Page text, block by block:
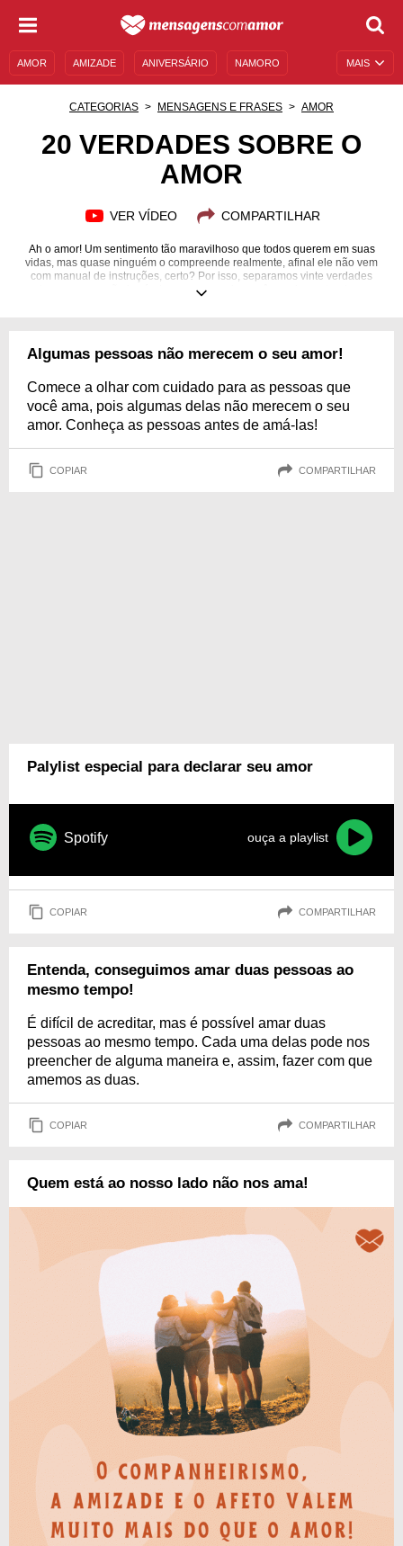
MAIS
AMOR AMIZADE ANIVERSÁRIO NAMORO
MENSAGENS DE ANIVERSÁRIO
CATEGORIAS MENSAGENS E FRASES AMOR
20 VERDADES SOBRE O
AMOR
VER VÍDEO COMPARTILHAR
Ah o amor! Um sentimento tão maravilhoso que todos querem em suas
vidas, mas quase ninguém o compreende realmente, afinal ele não vem
com manual de instruções, certo? Por isso, separamos vinte verdades
sobre essa emoção incrível, para que assim você consiga entender um
Algumas pessoas não merecem o seu amor!
Comece a olhar com cuidado para as pessoas que
você ama, pois algumas delas não merecem o seu
amor. Conheça as pessoas antes de amá-las!
COPIAR COMPARTILHAR
Palylist especial para declarar seu amor
Spotify ouça a playlist
COPIAR COMPARTILHAR
Entenda, conseguimos amar duas pessoas ao
mesmo tempo!
É difícil de acreditar, mas é possível amar duas
pessoas ao mesmo tempo. Cada uma delas pode nos
preencher de alguma maneira e, assim, fazer com que
amemos as duas.
COPIAR COMPARTILHAR
Quem está ao nosso lado não nos ama!